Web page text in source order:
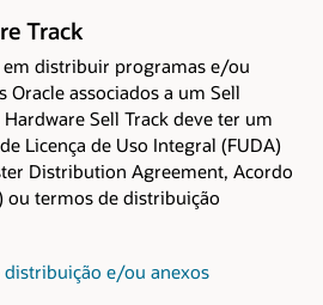
Track
em distribuir programas e/ou
associados a um Sell
Sell Track deve ter um
Licença de Uso Integral (FUDA)
Distribution Agreement, Acordo
ou termos de distribuição
e/ou anexos